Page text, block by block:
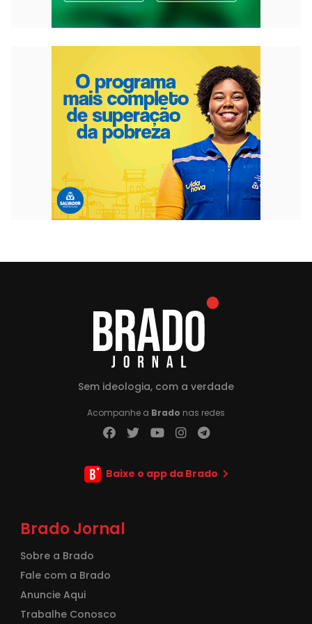
Sem ideologia, com a verdade
Acompanhe a Brado nas redes
Baixe o app da Brado
Brado Jornal
Sobre a Brado
Fale com a Brado
Anuncie Aqui
Trabalhe Conosco